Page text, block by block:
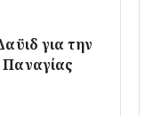
για την